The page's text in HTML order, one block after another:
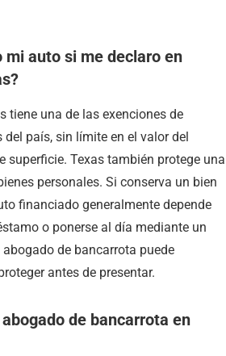
mi auto si me declaro en
tiene una de las exenciones de
país, sin límite en el valor del
superficie. Texas también protege una
personales. Si conserva un bien
financiado generalmente depende
o ponerse al día mediante un
de bancarrota puede
antes de presentar.
de bancarrota en